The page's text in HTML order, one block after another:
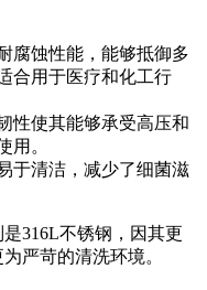
腐蚀性能，能够抵御多
合用于医疗和化工行
性使其能够承受高压和
用。
于清洁，减少了细菌滋
316L不锈钢，因其更
严苛的清洗环境。